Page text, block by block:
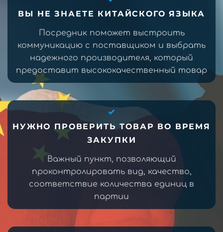
ВЫ НЕ ЗНАЕТЕ КИТАЙСКОГО ЯЗЫКА
Посредник поможет выстроить
коммуникацию с поставщиком и выбрать
надежного производителя, который
предоставит высококачественный товар
НУЖНО ПРОВЕРИТЬ ТОВАР ВО ВРЕМЯ
ЗАКУПКИ
Важный пункт, позволяющий
проконтролировать вид, качество,
соответствие количества единиц в
партии